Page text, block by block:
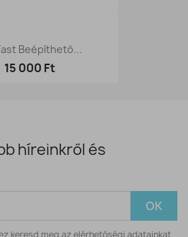
Beépíthető...
15 000 Ft
híreinkről és
keresd meg az elérhetőségi adatainkat